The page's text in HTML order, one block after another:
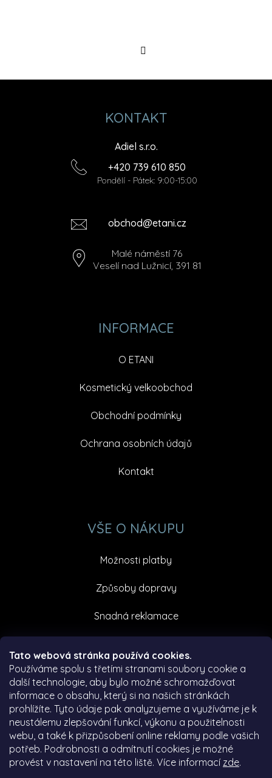
Tato webová stránka používá cookies.
Používáme spolu s třetími stranami soubory cookie a
další technologie, aby bylo možné schromažďovat
informace o obsahu, který si na našich stránkách
prohlížíte. Tyto údaje pak analyzujeme a využíváme je k
neustálemu zlepšování funkcí, výkonu a použitelnosti
webu, a také k přizpůsobení online reklamy podle vašich
potřeb. Podrobnosti a odmítnutí cookies je možné
provést v nastavení na této liště. Více informací zde.
KONTAKT
Adiel s.r.o.
+420 739 610 850
Pondělí - Pátek: 9:00-15:00
obchod@etani.cz
Malé náměstí 76
Veselí nad Lužnicí, 391 81
INFORMACE
O ETANI
Kosmetický velkoobchod
Obchodní podmínky
Ochrana osobních údajů
Kontakt
VŠE O NÁKUPU
Možnosti platby
Způsoby dopravy
Snadná reklamace
Facebook